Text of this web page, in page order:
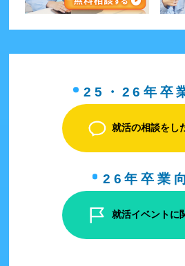
25・26年卒
就活の相談をし
26年卒業
就活イベントに